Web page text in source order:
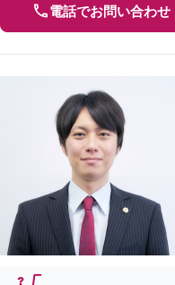
電話でお問い合わせ